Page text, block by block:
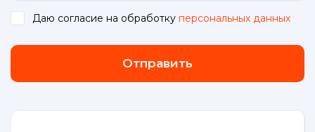
Даю согласие на обработку персональных данных
Отправить